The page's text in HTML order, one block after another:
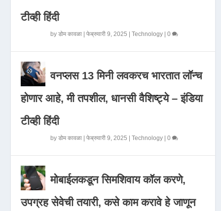
टीव्ही हिंदी
byडोम कावळा |फेब्रुवारी 9, 2025 |Technology |0
वनप्लस 13 मिनी लवकरच भारतात लॉन्च
होणार आहे, मी तपशील, धानसी वैशिष्ट्ये – इंडिया
टीव्ही हिंदी
byडोम कावळा |फेब्रुवारी 9, 2025 |Technology |0
मोबाईलकडून सिमशिवाय कॉल करणे,
उपग्रह सेवेची तयारी, कसे काम करावे हे जाणून